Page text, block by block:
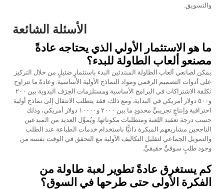
والتسويق.
الأسئلة الشائعة
ما هو الاستثمار الأولي الذي يحتاجه عادةً
مصنعو ألعاب الطاولة للبدء؟
يمكن لصانعي ألعاب الطاولة المبتدئين البدء باستثمارٍ ضئيلٍ من خلال التركيز
على أدوات التصميم الرقمي ومواد النماذج الأولية الأساسية. وعادةً ما تتراوح
تكلفة الاشتراكات في البرامج الأساسية ومستلزمات الحِرَف اليدوية بين ٢٠٠
و٥٠٠ دولار أمريكي في البداية. ومع ذلك، فقد يتطلب الانتقال إلى نماذج أولية
احترافية وإنتاجٍ تجريبيٍّ محدودٍ ما بين ٢٠٠٠ و١٠٠٠٠ دولار أمريكي، وذلك
حسب درجة تعقيد اللعبة ومتطلبات مكوناتها. ويُموِّل العديد من المبدعين
الناجحين مشاريعهم المبكرة ذاتيًّا باستخدام خدمات الطباعة عند الطلب
والتمويل الجماعي لتقليل التكاليف الأولية مع التحقق في الوقت نفسه من
وجود طلبٍ سوقيٍّ حقيقيٍّ.
كم يستغرق عادةً تطوير لعبة طاولة من
الفكرة الأولى حتى طرحها في السوق؟